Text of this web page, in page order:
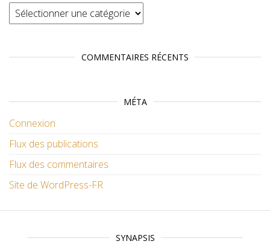
Catégories
COMMENTAIRES RÉCENTS
MÉTA
Connexion
Flux des publications
Flux des commentaires
Site de WordPress-FR
SYNAPSIS